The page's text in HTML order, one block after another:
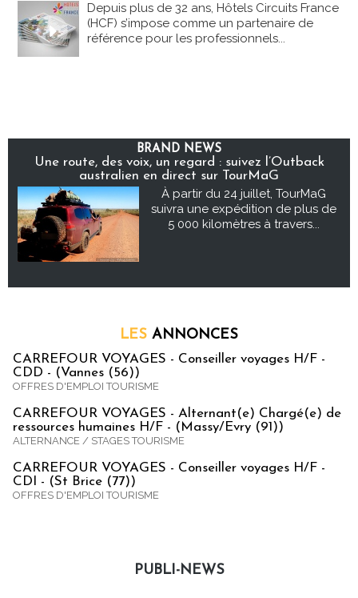
Depuis plus de 32 ans, Hôtels Circuits France
(HCF) s’impose comme un partenaire de
référence pour les professionnels...
BRAND NEWS
Une route, des voix, un regard : suivez l’Outback
australien en direct sur TourMaG
À partir du 24 juillet, TourMaG
suivra une expédition de plus de
5 000 kilomètres à travers...
LES ANNONCES
CARREFOUR VOYAGES - Conseiller voyages H/F -
CDD - (Vannes (56))
OFFRES D'EMPLOI TOURISME
CARREFOUR VOYAGES - Alternant(e) Chargé(e) de
ressources humaines H/F - (Massy/Evry (91))
ALTERNANCE / STAGES TOURISME
CARREFOUR VOYAGES - Conseiller voyages H/F -
CDI - (St Brice (77))
OFFRES D'EMPLOI TOURISME
PUBLI-NEWS